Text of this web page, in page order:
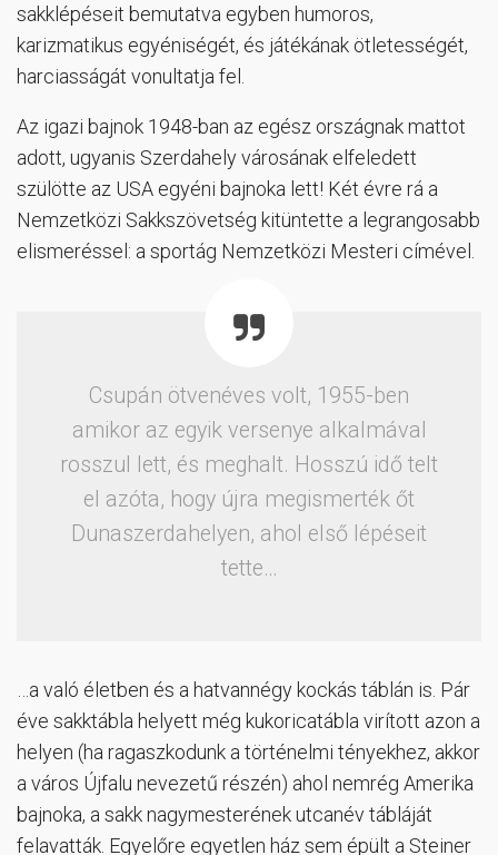
sakklépéseit bemutatva egyben humoros,
karizmatikus egyéniségét, és játékának ötletességét,
harciasságát vonultatja fel.
Az igazi bajnok 1948-ban az egész országnak mattot
adott, ugyanis Szerdahely városának elfeledett
szülötte az USA egyéni bajnoka lett! Két évre rá a
Nemzetközi Sakkszövetség kitüntette a legrangosabb
elismeréssel: a sportág Nemzetközi Mesteri címével.
Csupán ötvenéves volt, 1955-ben
amikor az egyik versenye alkalmával
rosszul lett, és meghalt. Hosszú idő telt
el azóta, hogy újra megismerték őt
Dunaszerdahelyen, ahol első lépéseit
tette…
…a való életben és a hatvannégy kockás táblán is. Pár
éve sakktábla helyett még kukoricatábla virított azon a
helyen (ha ragaszkodunk a történelmi tényekhez, akkor
a város Újfalu nevezetű részén) ahol nemrég Amerika
bajnoka, a sakk nagymesterének utcanév tábláját
felavatták. Egyelőre egyetlen ház sem épült a Steiner